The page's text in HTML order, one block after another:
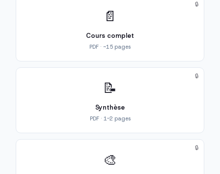
📄
Cours complet
PDF · ~15 pages
🔒
📝
Synthèse
PDF · 1-2 pages
🔒
🎨
🔒